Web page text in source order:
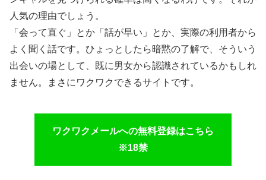
人気の理由でしょう。
「会って直ぐ」とか「話が早い」とか、実際の利用者から
よく聞く話です。ひょっとしたら暗黙の了解で、そういう
出会いの場として、既に男女から認識されているかもしれ
ません。まさにワクワクできるサイトです。
ワクワクメールへの無料登録はこちら
※18禁